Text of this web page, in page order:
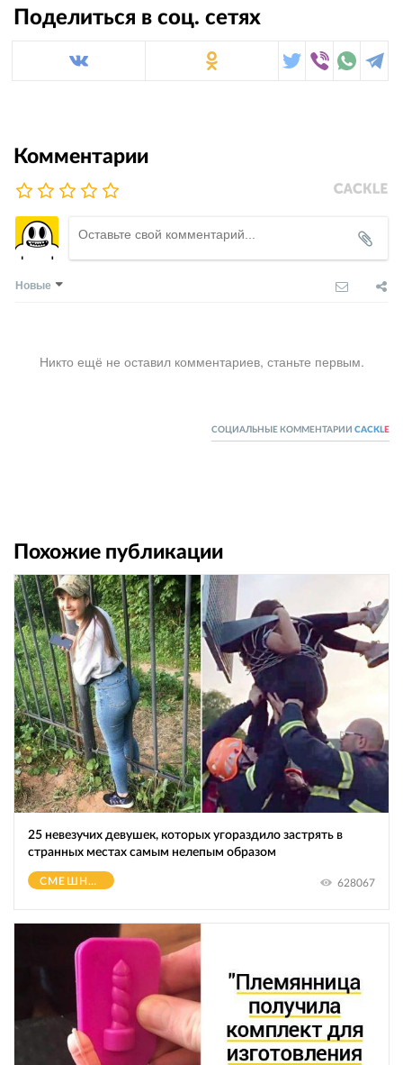
Поделиться в соц. сетях
Комментарии
Новые
Никто ещё не оставил комментариев, станьте первым.
СОЦИАЛЬНЫЕ КОММЕНТАРИИ CACKL E
Похожие публикации
25 невезучих девушек, которых угораздило застрять в
странных местах самым нелепым образом
СМЕШНОЕ 628067